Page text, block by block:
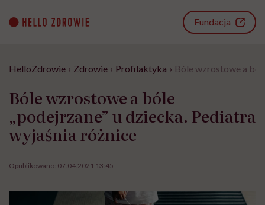
content
Fundacja
HelloZdrowie › Zdrowie › Profilaktyka › Bóle wzrostowe a
Bóle wzrostowe a bóle
„podejrzane” u dziecka. Pediatra
wyjaśnia różnice
Opublikowano: 07.04.2021 13:45